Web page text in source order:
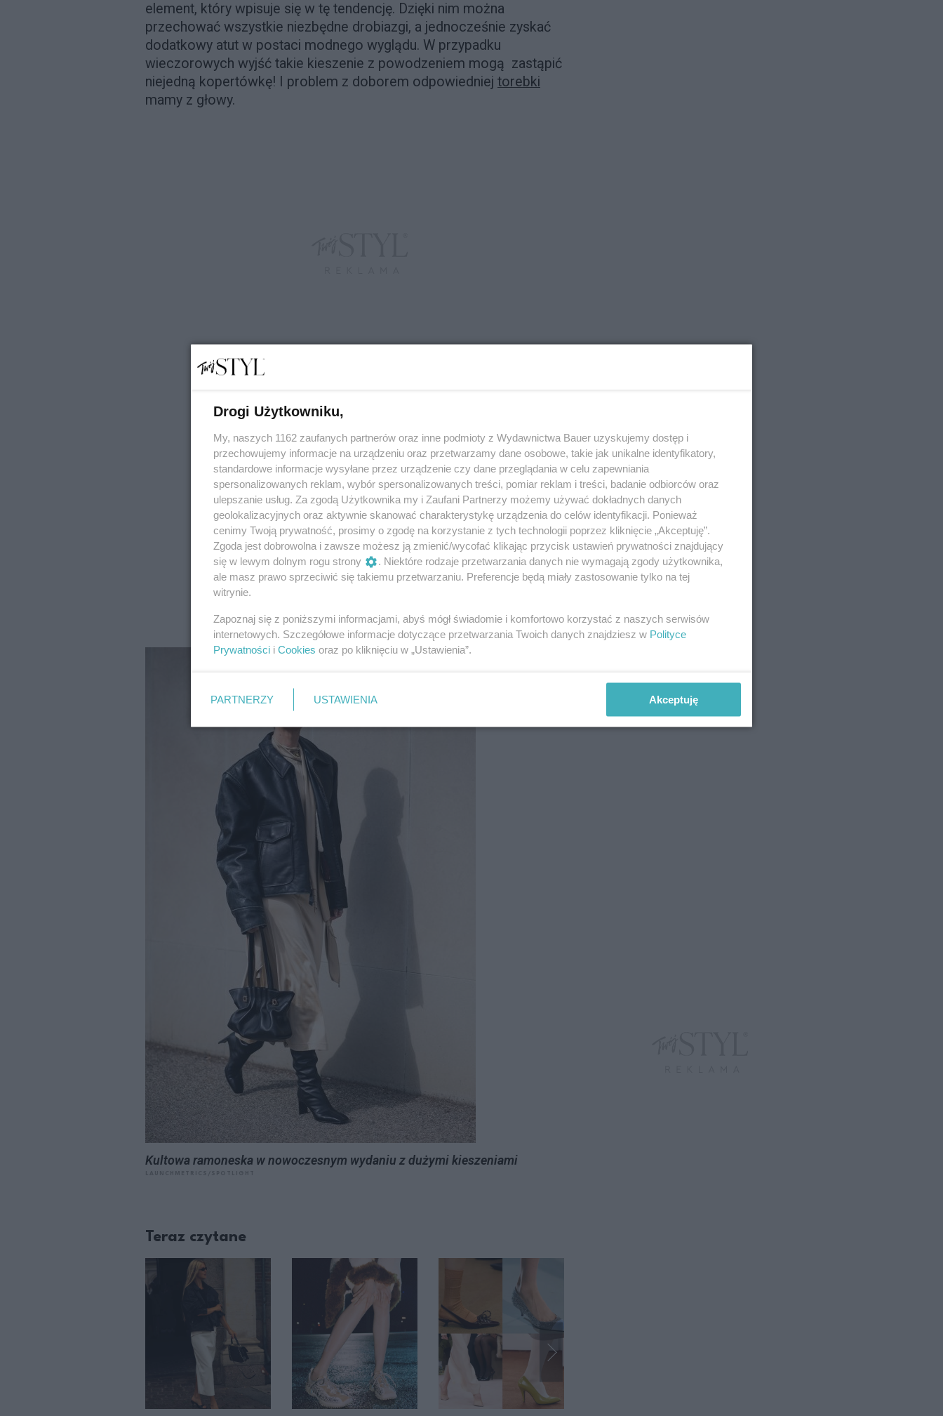
element, który wpisuje się w tę tendencję. Dzięki nim można
przechować wszystkie niezbędne drobiazgi, a jednocześnie zyskać
dodatkowy atut w postaci modnego wyglądu. W przypadku
wieczorowych wyjść takie kieszenie z powodzeniem mogą zastąpić
niejedną kopertówkę! I problem z doborem odpowiedniej torebki
mamy z głowy.
Kultowa ramoneska w nowoczesnym wydaniu z dużymi kieszeniami
Teraz czytane
Drogi Użytkowniku,
My, naszych 1162 zaufanych partnerów oraz inne podmioty z Wydawnictwa Bauer uzyskujemy dostęp i
przechowujemy informacje na urządzeniu oraz przetwarzamy dane osobowe, takie jak unikalne identyfikatory,
standardowe informacje wysyłane przez urządzenie czy dane przeglądania w celu zapewniania
spersonalizowanych reklam, wybór spersonalizowanych treści, pomiar reklam i treści, badanie odbiorców oraz
ulepszanie usług. Za zgodą Użytkownika my i Zaufani Partnerzy możemy używać dokładnych danych
geolokalizacyjnych oraz aktywnie skanować charakterystykę urządzenia do celów identyfikacji. Ponieważ
cenimy Twoją prywatność, prosimy o zgodę na korzystanie z tych technologii poprzez kliknięcie „Akceptuję”.
Zgoda jest dobrowolna i zawsze możesz ją zmienić/wycofać klikając przycisk ustawień prywatności znajdujący
się w lewym dolnym rogu strony
. Niektóre rodzaje przetwarzania danych nie wymagają zgody użytkownika,
ale masz prawo sprzeciwić się takiemu przetwarzaniu. Preferencje będą miały zastosowanie tylko na tej
witrynie.
Zapoznaj się z poniższymi informacjami, abyś mógł świadomie i komfortowo korzystać z naszych serwisów
internetowych. Szczegółowe informacje dotyczące przetwarzania Twoich danych znajdziesz w Polityce
Prywatności i Cookies oraz po kliknięciu w „Ustawienia”.
PARTNERZY USTAWIENIA Akceptuję